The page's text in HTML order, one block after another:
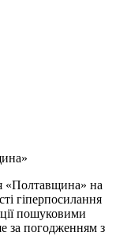
«Полтавщина» на
гіперпосилання
пошуковими
за погодженням з